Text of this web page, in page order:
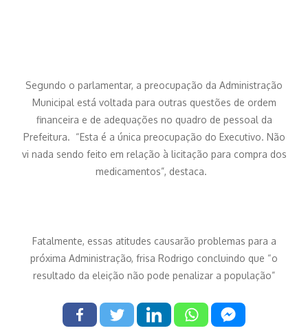
Segundo o parlamentar, a preocupação da Administração
Municipal está voltada para outras questões de ordem
financeira e de adequações no quadro de pessoal da
Prefeitura. “Esta é a única preocupação do Executivo. Não
vi nada sendo feito em relação à licitação para compra dos
medicamentos”, destaca.
Fatalmente, essas atitudes causarão problemas para a
próxima Administração, frisa Rodrigo concluindo que “o
resultado da eleição não pode penalizar a população”